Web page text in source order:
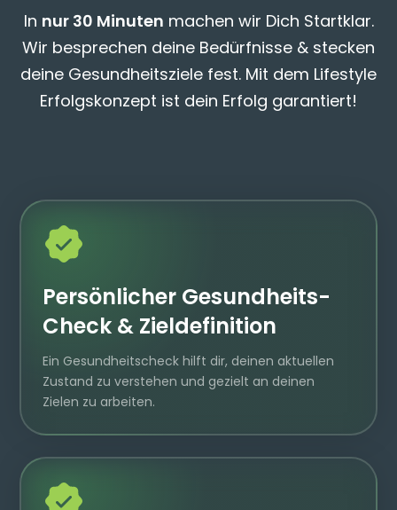
In nur 30 Minuten machen wir Dich Startklar.
Wir besprechen deine Bedürfnisse & stecken
deine Gesundheitsziele fest. Mit dem Lifestyle
Erfolgskonzept ist dein Erfolg garantiert!
Persönlicher Gesundheits-
Check & Zieldefinition
Ein Gesundheitscheck hilft dir, deinen aktuellen
Zustand zu verstehen und gezielt an deinen
Zielen zu arbeiten.